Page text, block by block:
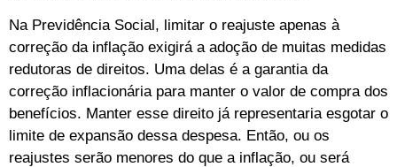
Na Previdência Social, limitar o reajuste apenas à
correção da inflação exigirá a adoção de muitas medidas
redutoras de direitos. Uma delas é a garantia da
correção inflacionária para manter o valor de compra dos
benefícios. Manter esse direito já representaria esgotar o
limite de expansão dessa despesa. Então, ou os
reajustes serão menores do que a inflação, ou será